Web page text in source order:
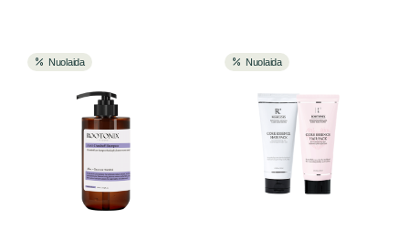
Nuolaida Nuolaida